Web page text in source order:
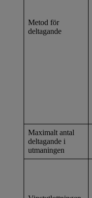
Metod för
deltagande
Maximalt antal
deltagande i
utmaningen